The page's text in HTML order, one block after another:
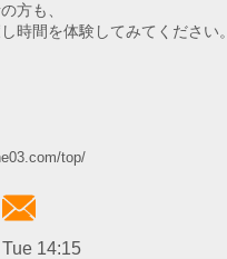
方も、
時間を体験してみてください。
top/
14:15